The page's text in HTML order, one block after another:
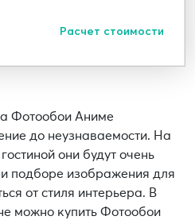
Расчет стоимости
Фотообои Аниме
до неузнаваемости. На
они будут очень
подборе изображения для
от стиля интерьера. В
можно купить Фотообои